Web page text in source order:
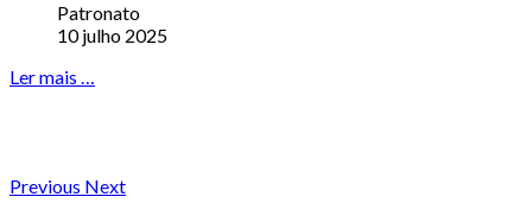
Patronato
10 julho 2025
Ler mais …
Previous Next